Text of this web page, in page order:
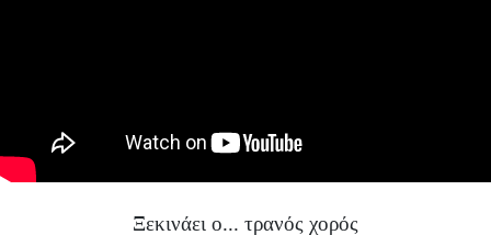
Ξεκινάει ο... τρανός χορός